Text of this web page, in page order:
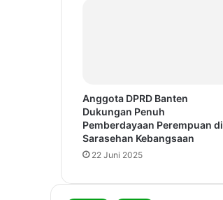
Anggota DPRD Banten
Dukungan Penuh
Pemberdayaan Perempuan di
Sarasehan Kebangsaan
22 Juni 2025